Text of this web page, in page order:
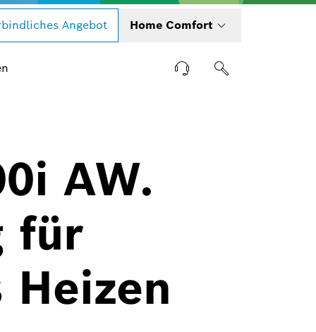
Angebot Home Comfort
AW.
für